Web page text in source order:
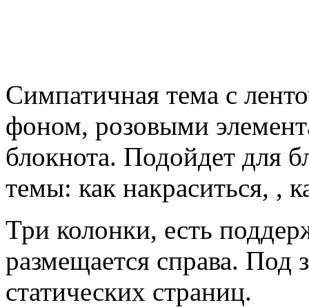
Симпатичная тема с
фоном, розовыми
блокнота. Подойдет для
темы: как накраситься, ,
Три колонки, есть
размещается справа. Под
статических страниц.